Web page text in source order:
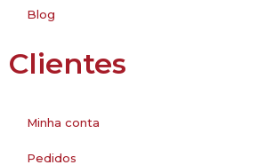
Blog
Clientes
Minha conta
Pedidos